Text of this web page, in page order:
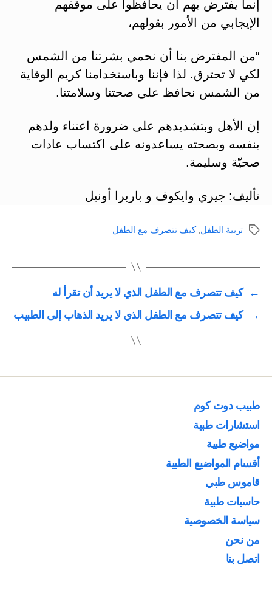
إنما يفترض بهم أن يحافظوا على موقفهم
الإيجابي من الأمور بقولهم،
“من المفترض بنا أن نحمي بشرتنا من الشمس
لكي لا تحترق. لذا فإننا وباستخدامنا كريم الوقاية
من الشمس نحافظ على صحتنا وسلامتنا.
إن الأهل وبتشديدهم على ضرورة اعتناء ولدهم
بنفسه وبصحته يساعدونه على اكتساب عادات
صحيّة وسليمة.
تأليف: جيري وايكوف و باربرا أونيل
الوسومتربية الطفل,كيف تتصرف مع الطفل
←
كيف تتصرف مع الطفل الذي لا يريد أن تقرأ له
→
كيف تتصرف مع الطفل الذي لا يريد الذهاب إلى الطبيب
طبيب دوت كوم
استشارات طبية
مواضيع طبية
أقسام المواضيع الطبية
قاموس طبي
حاسبات طبية
سياسة الخصوصية
من نحن
اتصل بنا